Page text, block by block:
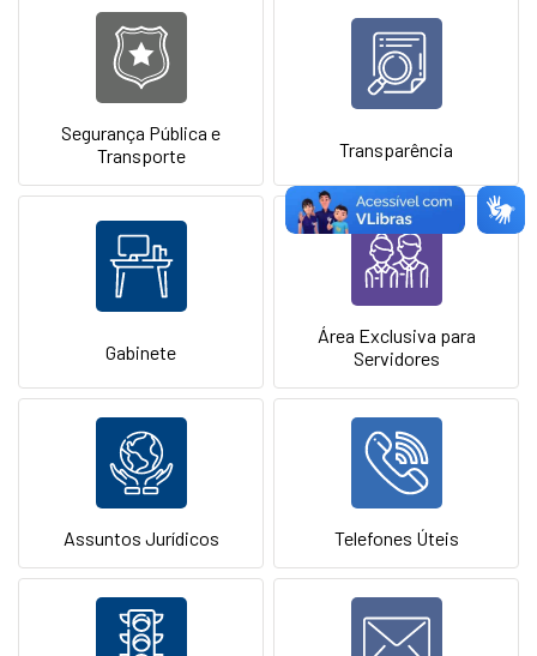
Segurança Pública e
Transporte
Transparência
Gabinete
Área Exclusiva para
Servidores
Assuntos Jurídicos Telefones Úteis